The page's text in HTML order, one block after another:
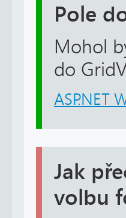
Pole
Mohol
do
ASP.NET
Jak
volbu